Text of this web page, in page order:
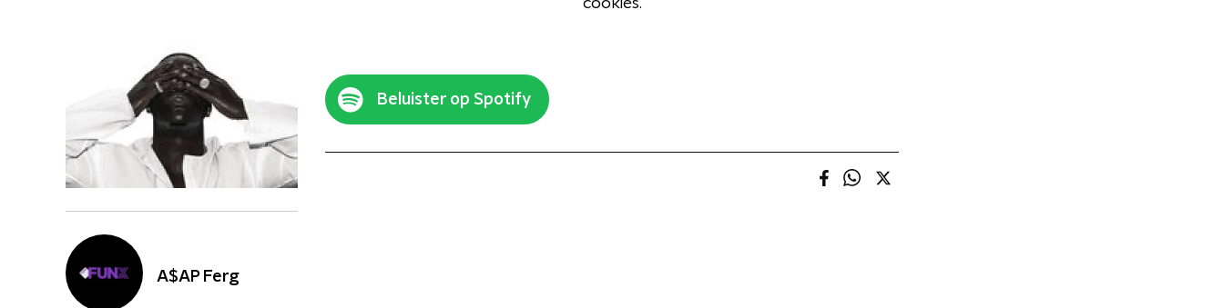
A$AP Ferg
cookies.
Beluister op Spotify